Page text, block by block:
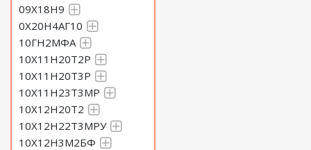
09Х18Н9
0Х20Н4АГ10
10ГН2МФА
10Х11Н20Т2Р
10Х11Н20Т3Р
10Х11Н23Т3МР
10Х12Н20Т2
10Х12Н22Т3МРУ
10Х12Н3М2БФ